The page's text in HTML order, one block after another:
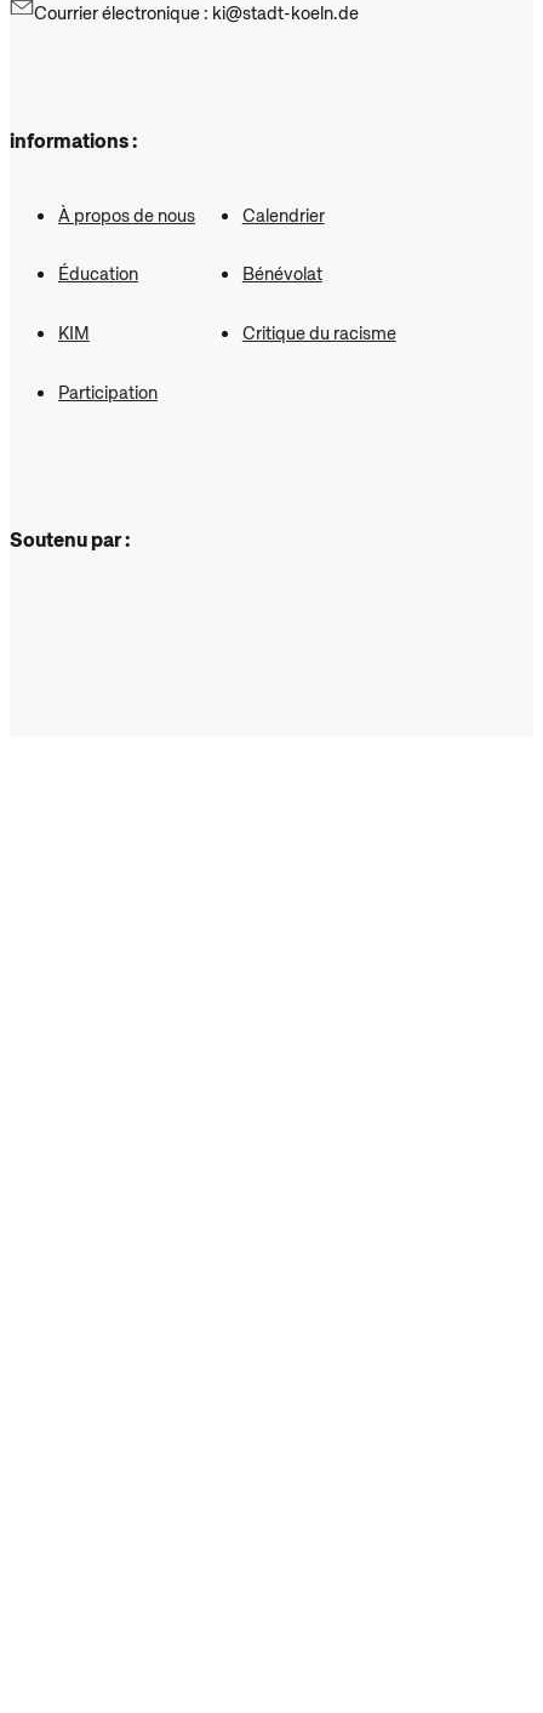
Courrier électronique : ki@stadt-koeln.de
informations :
À propos de nous Calendrier
Éducation Bénévolat
KIM Critique du racisme
Participation
Soutenu par :